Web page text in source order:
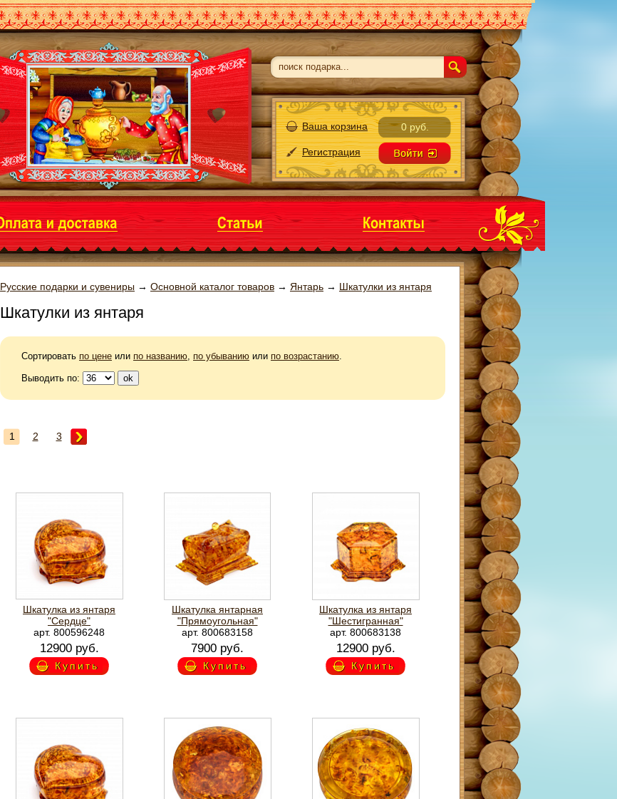
Ваша корзина 0 руб.
Регистрация
Русские подарки и сувениры → Основной каталог товаров → Янтарь → Шкатулки из янтаря
Шкатулки из янтаря
Сортировать по цене или по названию, по убыванию или по возрастанию.
Выводить по:
1 2 3
Шкатулка из янтаря
"Сердце"
арт. 800596248
12900 руб.
Купить
Шкатулка янтарная
"Прямоугольная"
арт. 800683158
7900 руб.
Купить
Шкатулка из янтаря
"Шестигранная"
арт. 800683138
12900 руб.
Купить